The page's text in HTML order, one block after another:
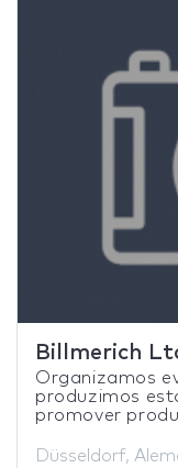
Billmerich
Organizamos
produzimos
promover
Düsseldorf,